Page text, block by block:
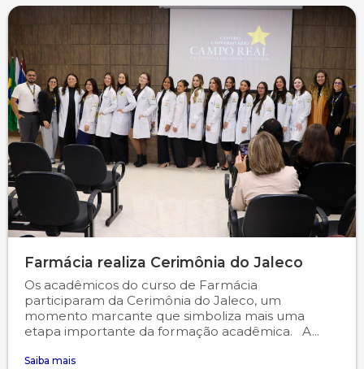
Farmácia realiza Cerimônia do Jaleco
Os acadêmicos do curso de Farmácia
participaram da Cerimônia do Jaleco, um
momento marcante que simboliza mais uma
etapa importante da formação acadêmica. A...
Saiba mais